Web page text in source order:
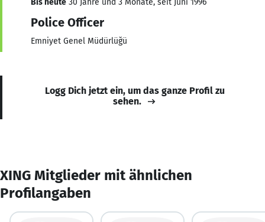
Police Officer
Emniyet Genel Müdürlüğü
Logg Dich jetzt ein, um das ganze Profil zu
sehen.
XING Mitglieder mit ähnlichen
Profilangaben